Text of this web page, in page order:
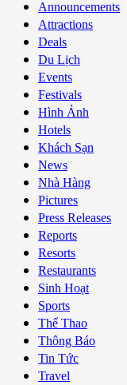
Announcements
Attractions
Deals
Du Lịch
Events
Festivals
Hình Ảnh
Hotels
Khách Sạn
News
Nhà Hàng
Pictures
Press Releases
Reports
Resorts
Restaurants
Sinh Hoạt
Sports
Thể Thao
Thông Báo
Tin Tức
Travel